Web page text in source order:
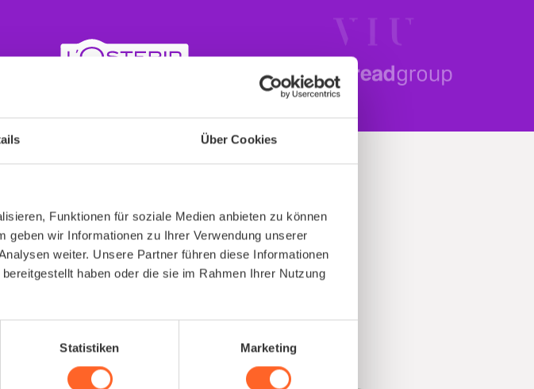
Über Cookies
Funktionen für soziale Medien anbieten zu können
geben wir Informationen zu Ihrer Verwendung unserer
weiter. Unsere Partner führen diese Informationen
haben oder die sie im Rahmen Ihrer Nutzung
Statistiken Marketing
gelöst